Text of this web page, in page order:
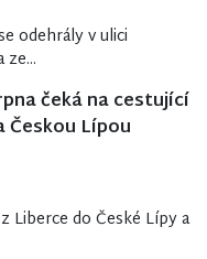
odehrály v ulici
ze...
čeká na cestující
Českou Lípou
Liberce do České Lípy a